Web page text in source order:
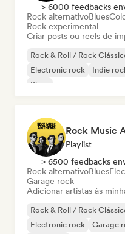
> 6000 feedbacks
Rock alternativoBlues
Rock experimental
Criar posts ou reels de
Rock & Roll / Rock
Electronic rock
Indie
Blues
Rock Music
Playlist
> 6500 feedbacks
Rock alternativoBlues
Garage rock
Adicionar artistas às
Rock & Roll / Rock
Electronic rock
Garage